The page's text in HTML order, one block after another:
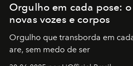
Orgulho em cada pose:
novas vozes e corpos
Orgulho que transborda em
are, sem medo de ser